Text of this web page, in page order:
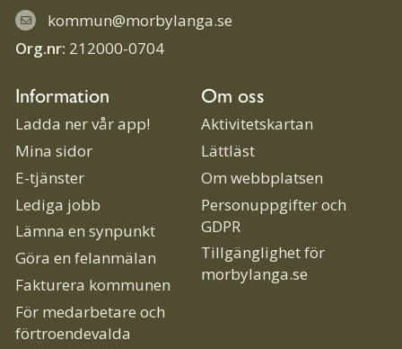
kommun@morbylanga.se
Org.nr: 212000-0704
Information
Ladda ner vår app!
Mina sidor
E-tjänster
Lediga jobb
Lämna en synpunkt
Göra en felanmälan
Fakturera kommunen
För medarbetare och
förtroendevalda
Om oss
Aktivitetskartan
Lättläst
Om webbplatsen
Personuppgifter och
GDPR
Tillgänglighet för
morbylanga.se